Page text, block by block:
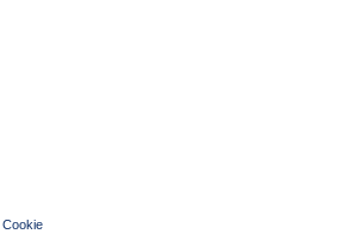
Cookie